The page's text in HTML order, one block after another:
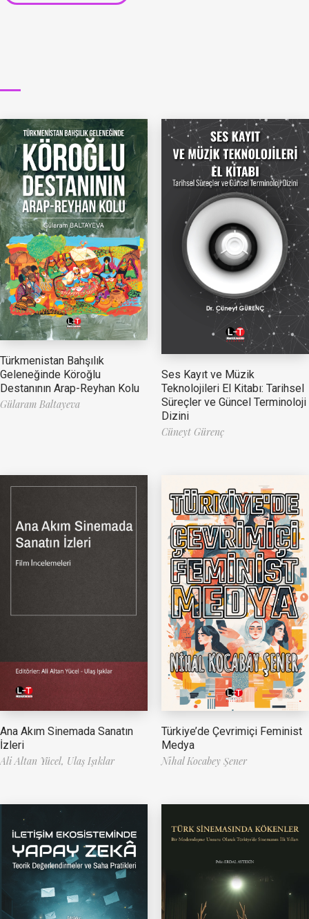
Türkmenistan Bahşılık
Geleneğinde Köroğlu
Destanının Arap-Reyhan Kolu
Gülaram Baltayeva
Ses Kayıt ve Müzik
Teknolojileri El Kitabı: Tarihsel
Süreçler ve Güncel Terminoloji
Dizini
Cüneyt Gürenç
Ana Akım Sinemada Sanatın
İzleri
Ali Altan Yücel, Ulaş Işıklar
Türkiye’de Çevrimiçi Feminist
Medya
Nihal Kocabey Şener